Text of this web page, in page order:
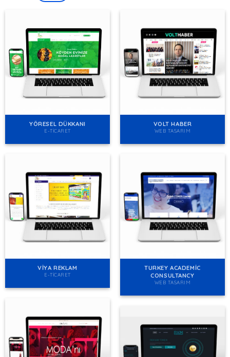
YÖRESEL DÜKKANI
E-TICARET
VOLT HABER
WEB TASARIM
VIYA REKLAM
E-TICARET
TURKEY ACADEMIC
CONSULTANCY
WEB TASARIM